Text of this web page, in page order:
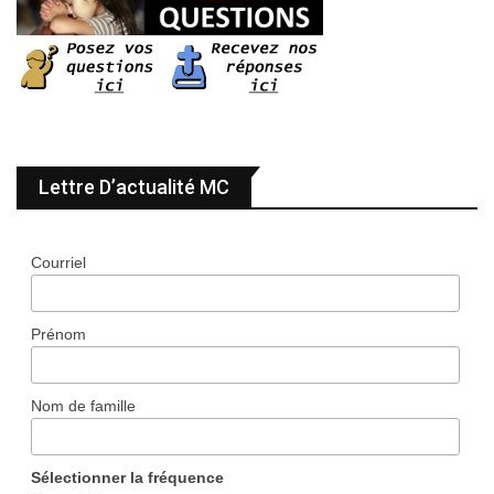
Lettre D’actualité MC
Courriel
Prénom
Nom de famille
Sélectionner la fréquence